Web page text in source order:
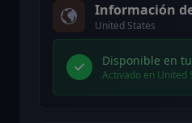
Información
United States
Disponible en
Activado en United